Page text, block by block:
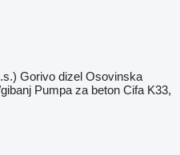
Gorivo dizel Osovinska
Pumpa za beton Cifa K33,